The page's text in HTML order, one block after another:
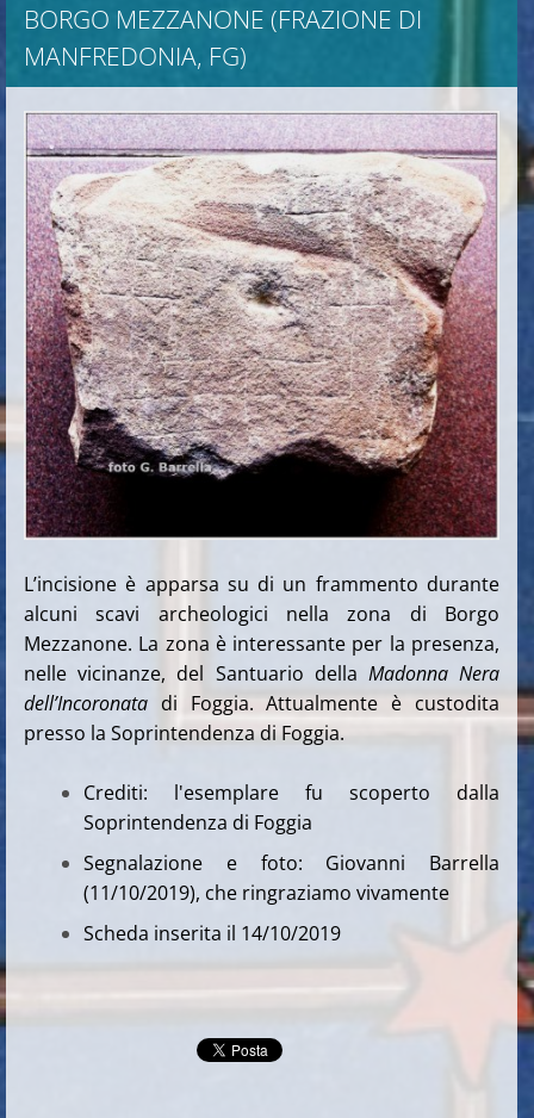
BORGO MEZZANONE (FRAZIONE DI
MANFREDONIA, FG)
L’incisione è apparsa su di un frammento durante
alcuni scavi archeologici nella zona di Borgo
Mezzanone. La zona è interessante per la presenza,
nelle vicinanze, del Santuario della Madonna Nera
dell’Incoronata di Foggia. Attualmente è custodita
presso la Soprintendenza di Foggia.
Crediti: l'esemplare fu scoperto dalla
Soprintendenza di Foggia
Segnalazione e foto: Giovanni Barrella
(11/10/2019), che ringraziamo vivamente
Scheda inserita il 14/10/2019